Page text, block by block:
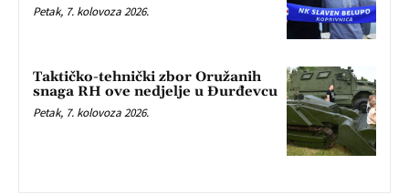
Petak, 7. kolovoza 2026.
Taktičko-tehnički zbor Oružanih
snaga RH ove nedjelje u Đurđevcu
Petak, 7. kolovoza 2026.